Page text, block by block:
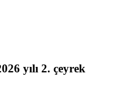
yılı 2. çeyrek